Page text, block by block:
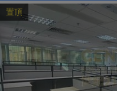
置頂